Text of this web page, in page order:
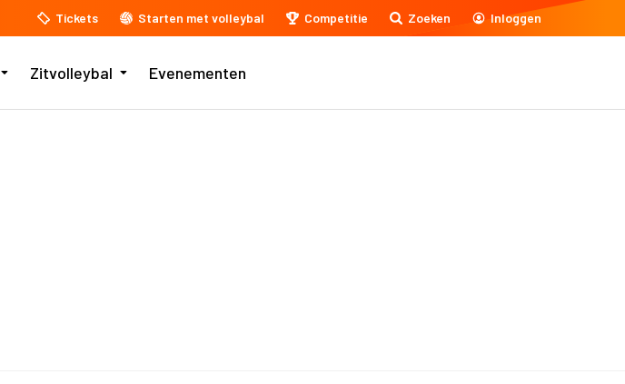
Tickets Starten met volleybal Competitie Zoeken Inloggen
Zitvolleybal Evenementen